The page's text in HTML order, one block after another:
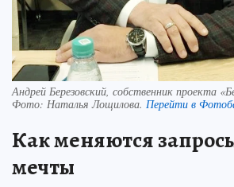
Андрей Березовский, собственник проекта
Фото: Наталья Лощилова. Перейти в
Как меняются
мечты